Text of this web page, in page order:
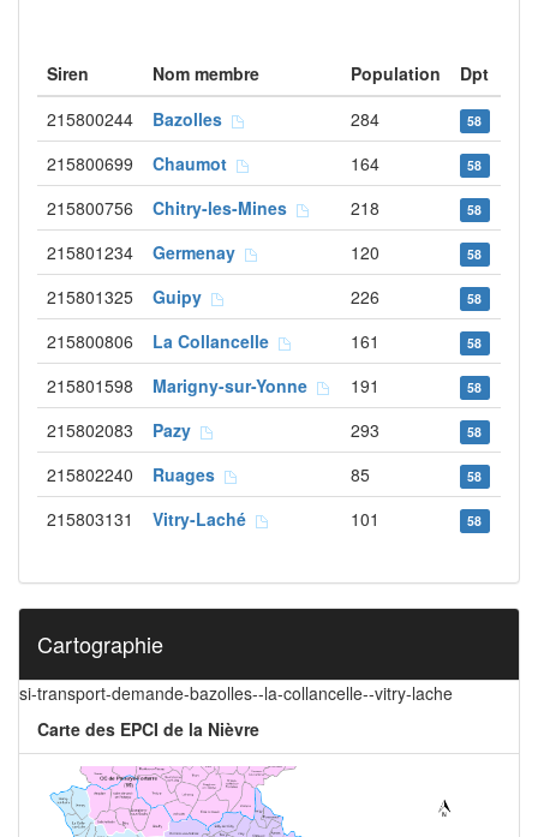
Siren Nom membre Population
Dpt
215800244
Bazolles 284 58
215800699 Chaumot 164 58
215800756 Chitry-les-Mines 218 58
215801234 Germenay 120 58
215801325 Guipy 226 58
215800806 La Collancelle 161 58
215801598 Marigny-sur-Yonne 191 58
215802083 Pazy 293 58
215802240 Ruages 85 58
215803131 Vitry-Laché 101 58
Cartographie
si-transport-demande-bazolles--la-collancelle--vitry-lache
Carte des EPCI de la Nièvre